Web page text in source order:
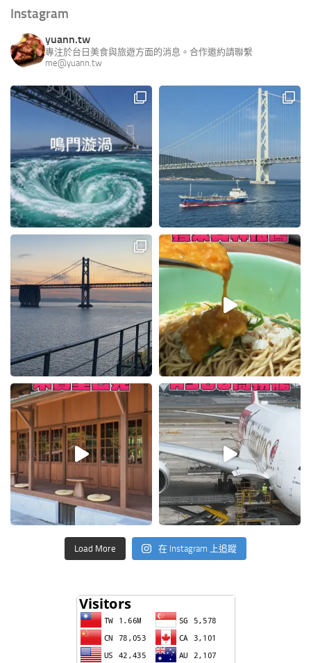
Instagram
yuann.tw
專注於台日美食與旅遊方面的消息。合作邀約請聯繫
me@yuann.tw
Load More 在 Instagram 上追蹤